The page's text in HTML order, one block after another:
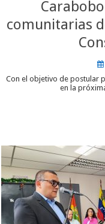
comunitarias
Con el objetivo de postular
en la